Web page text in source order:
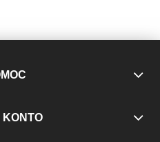
KONTO